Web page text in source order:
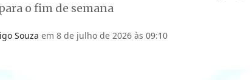
o fim de semana
Souza em 8 de julho de 2026 às 09:10